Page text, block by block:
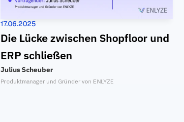
17.06.2025
Die Lücke zwischen Shopfloor und
ERP schließen
Julius Scheuber
Produktmanager und Gründer von ENLYZE